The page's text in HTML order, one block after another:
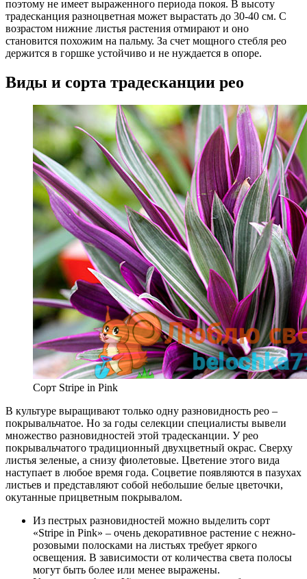
поэтому не имеет выраженного периода покоя. В высоту
традесканция разноцветная может вырастать до 30-40 см. С
возрастом нижние листья растения отмирают и оно
становится похожим на пальму. За счет мощного стебля рео
держится в горшке устойчиво и не нуждается в опоре.
Виды и сорта традесканции рео
Сорт Stripe in Pink
В культуре выращивают только одну разновидность рео –
покрывальчатое. Но за годы селекции специалисты вывели
множество разновидностей этой традесканции. У рео
покрывальчатого традиционный двухцветный окрас. Сверху
листья зеленые, а снизу фиолетовые. Цветение этого вида
наступает в любое время года. Соцветие появляются в пазухах
листьев и представляют собой небольшие белые цветочки,
окутанные прицветным покрывалом.
Из пестрых разновидностей можно выделить сорт
«Stripe in Pink» – очень декоративное растение с нежно-
розовыми полосками на листьях требует яркого
освещения. В зависимости от количества света полосы
могут быть более или менее выражены.